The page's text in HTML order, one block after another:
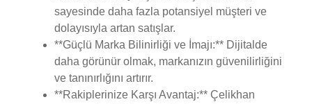
sayesinde daha fazla potansiyel müşteri ve
dolayısıyla artan satışlar.
**Güçlü Marka Bilinirliği ve İmajı:** Dijitalde
daha görünür olmak, markanızın güvenilirliğini
ve tanınırlığını artırır.
**Rakiplerinize Karşı Avantaj:** Çelikhan